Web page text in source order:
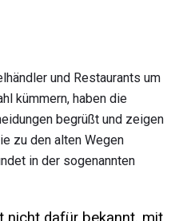
und Restaurants um
kümmern, haben die
begrüßt und zeigen
zu den alten Wegen
in der sogenannten
nicht dafür bekannt, mit